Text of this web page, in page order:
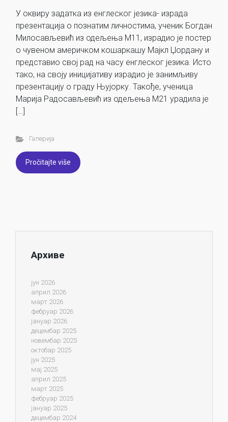
У оквиру задатка из енглеског језика- израда
презентација о познатим личностима, ученик Богдан
Милосављевић из одељења М11, израдио је постер
о чувеном америчком кошаркашу Мајкл Џордану и
представио свој рад на часу енглеског језика. Исто
тако, на своју иницијативу израдио је занимљиву
презентацију о граду Њујорку. Такође, ученица
Марија Радосављевић из одељења М21 урадила је
[…]
Галерија
Pročitajte više
Архиве
јун 2026
април 2026
март 2026
фебруар 2026
јануар 2026
децембар 2025
новембар 2025
октобар 2025
јун 2025
мај 2025
април 2025
март 2025
фебруар 2025
јануар 2025
децембар 2024